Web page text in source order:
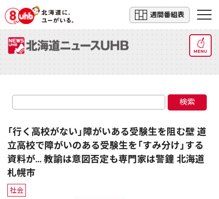
週間番組表
MENU
検索
「行く高校がない」障がいある受験生を阻む壁 道
立高校で障がいのある受験生を「すみ分け」する
資料が… 教諭は意図否定も専門家は警鐘 北海道
札幌市
社会